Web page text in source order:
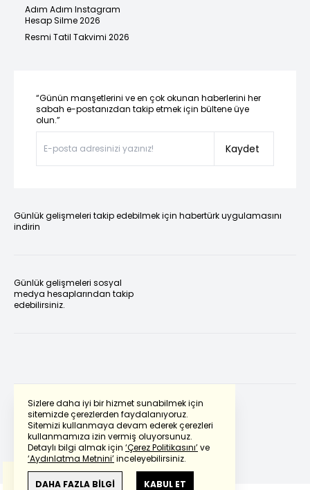
Sizlere daha iyi bir hizmet sunabilmek için
sitemizde çerezlerden faydalanıyoruz.
Sitemizi kullanmaya devam ederek çerezleri
kullanmamıza izin vermiş oluyorsunuz.
Detaylı bilgi almak için ‘Çerez Politikasını’ve
‘Aydınlatma Metnini’inceleyebilirsiniz.
DAHA FAZLA BİLGİ KABUL ET
Adım Adım Instagram
Hesap Silme 2026
Resmi Tatil Takvimi 2026
“Günün manşetlerini ve en çok okunan haberlerini her
sabah e-postanızdan takip etmek için bültene üye
olun.”
Kaydet
Günlük gelişmeleri takip edebilmek için habertürk uygulamasını
indirin
Günlük gelişmeleri sosyal
medya hesaplarından takip
edebilirsiniz.
Powered by Translate
Bu çevirideGoogle Transletekullanılmıştır.
Anlam ve çeviri hatalarından
haberturk.com